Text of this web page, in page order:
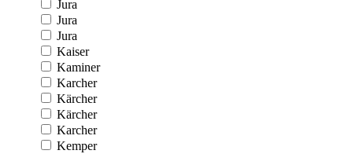
Jura
Jura
Jura
Kaiser
Kaminer
Karcher
Kärcher
Kärcher
Karcher
Kemper